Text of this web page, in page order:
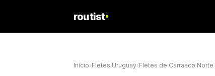
routist
Inicio›Fletes Uruguay›Fletes de Carrasco Norte